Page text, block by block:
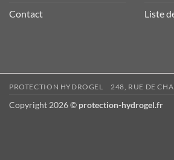
Contact
Liste
PROTECTION HYDROGEL 248, RUE DE
Copyright 2026 © protection-hydrogel.fr